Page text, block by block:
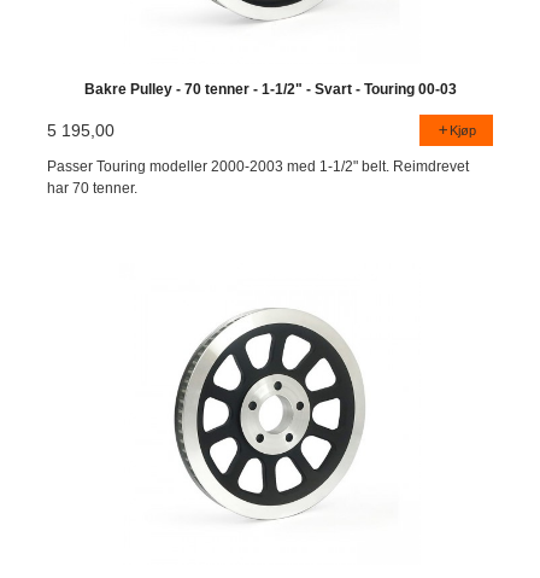
Bakre Pulley - 70 tenner - 1-1/2" - Svart - Touring 00-03
5 195,00 Kjøp
Passer Touring modeller 2000-2003 med 1-1/2" belt. Reimdrevet
har 70 tenner.